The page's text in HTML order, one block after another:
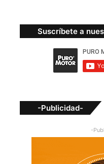
Suscríbete a
-Publicidad-
-